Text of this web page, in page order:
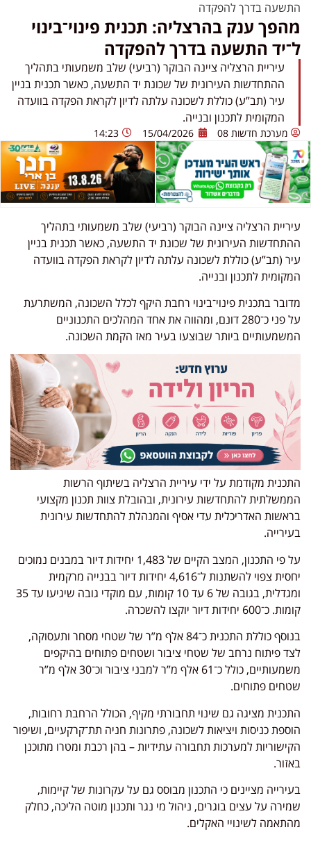
התשעה בדרך להפקדה
מהפך ענק בהרצליה: תכנית פינוי־בינוי
ל־יד התשעה בדרך להפקדה
עיריית הרצליה ציינה הבוקר (רביעי) שלב משמעותי בתהליך
ההתחדשות העירונית של שכונת יד התשעה, כאשר תכנית בניין
עיר (תב”ע) כוללת לשכונה עלתה לדיון לקראת הפקדה בוועדה
המקומית לתכנון ובנייה.
מערכת חדשות 08 15/04/2026
14:23
עיריית הרצליה ציינה הבוקר (רביעי) שלב משמעותי בתהליך
ההתחדשות העירונית של שכונת יד התשעה, כאשר תכנית בניין
עיר (תב”ע) כוללת לשכונה עלתה לדיון לקראת הפקדה בוועדה
המקומית לתכנון ובנייה.
מדובר בתכנית פינוי־בינוי רחבת היקף לכלל השכונה, המשתרעת
על פני כ־280 דונם, ומהווה את אחד המהלכים התכנוניים
המשמעותיים ביותר שבוצעו בעיר מאז הקמת השכונה.
התכנית מקודמת על ידי עיריית הרצליה בשיתוף הרשות
הממשלתית להתחדשות עירונית, ובהובלת צוות תכנון מקצועי
בראשות האדריכלית עדי אסיף והמנהלת להתחדשות עירונית
בעירייה.
על פי התכנון, המצב הקיים של 1,483 יחידות דיור במבנים נמוכים
יחסית צפוי להשתנות ל־4,616 יחידות דיור בבנייה מרקמית
ומגדלית, בגובה של 6 עד 10 קומות, עם מוקדי גובה שיגיעו עד 35
קומות. כ־600 יחידות דיור יוקצו להשכרה.
בנוסף כוללת התכנית כ־84 אלף מ”ר של שטחי מסחר ותעסוקה,
לצד פיתוח נרחב של שטחי ציבור ושטחים פתוחים בהיקפים
משמעותיים, כולל כ־61 אלף מ”ר למבני ציבור וכ־30 אלף מ”ר
שטחים פתוחים.
התכנית מציגה גם שינוי תחבורתי מקיף, הכולל הרחבת רחובות,
הוספת כניסות ויציאות לשכונה, פתרונות חניה תת־קרקעיים, ושיפור
הקישוריות למערכות תחבורה עתידיות – בהן רכבת ומטרו מתוכנן
באזור.
בעירייה מציינים כי התכנון מבוסס גם על עקרונות של קיימות,
שמירה על עצים בוגרים, ניהול מי נגר ותכנון מוטה הליכה, כחלק
מהתאמה לשינויי האקלים.